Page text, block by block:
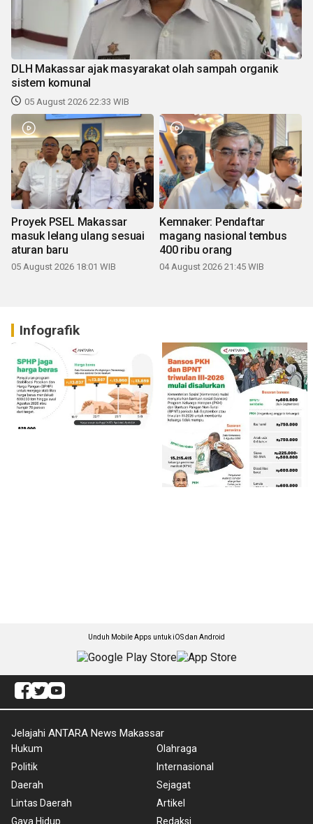
DLH Makassar ajak masyarakat olah sampah organik
sistem komunal
05 August 2026 22:33 WIB
Proyek PSEL Makassar
masuk lelang ulang sesuai
aturan baru
05 August 2026 18:01 WIB
Kemnaker: Pendaftar
magang nasional tembus
400 ribu orang
04 August 2026 21:45 WIB
Infografik
Unduh Mobile Apps untuk iOS dan Android
Jelajahi ANTARA News Makassar
Hukum
Politik
Daerah
Lintas Daerah
Gaya Hidup
Olahraga
Internasional
Sejagat
Artikel
Redaksi